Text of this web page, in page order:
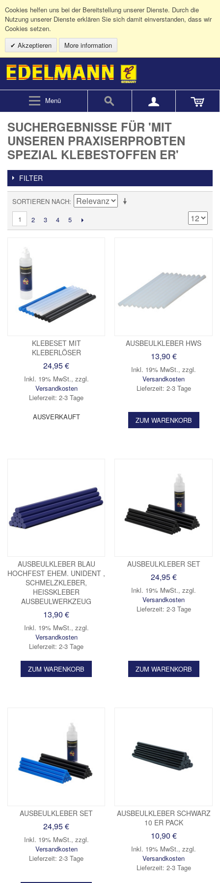
Cookies helfen uns bei der Bereitstellung unserer Dienste. Durch die
Nutzung unserer Dienste erklären Sie sich damit einverstanden, dass wir
Cookies setzen.
Akzeptieren
More information
Menü
SUCHERGEBNISSE FÜR 'MIT
UNSEREN PRAXISERPROBTEN
SPEZIAL KLEBESTOFFEN ER'
FILTER
SORTIEREN NACH
1
2 3 4 5
KLEBESET MIT
KLEBERLÖSER
24,95 €
Inkl. 19% MwSt., zzgl.
Versandkosten
Lieferzeit: 2-3 Tage
AUSVERKAUFT
AUSBEULKLEBER HWS
13,90 €
Inkl. 19% MwSt.,zzgl.
Versandkosten
Lieferzeit: 2-3 Tage
ZUM WARENKORB
AUSBEULKLEBER BLAU
HOCHFEST EHEM. UNIDENT ,
SCHMELZKLEBER,
HEISSKLEBER A
USBEULWERKZEUG
13,90 €
Inkl. 19% MwSt., zzgl.
Versandkosten
Lieferzeit: 2-3 Tage
ZUM WARENKORB
AUSBEULKLEBER SET
24,95 €
Inkl. 19% MwSt.,zzgl.
Versandkosten
Lieferzeit: 2-3 Tage
ZUM WARENKORB
AUSBEULKLEBER SET
24,95 €
Inkl. 19% MwSt., zzgl.
Versandkosten
Lieferzeit: 2-3 Tage
AUSBEULKLEBER SCHWARZ
10 ER PACK
10,90 €
Inkl. 19% MwSt.,zzgl.
Versandkosten
Lieferzeit: 2-3 Tage